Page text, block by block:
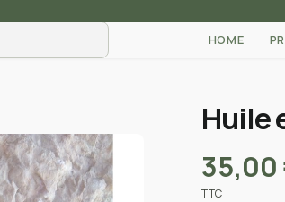
HOME
Huile
35,00
TTC